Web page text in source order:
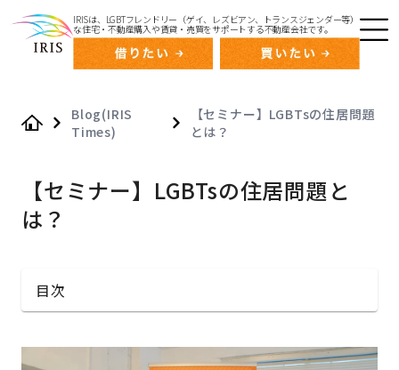
IRISは、LGBTフレンドリー（ゲイ、レズビアン、トランスジェンダー等）
な住宅・不動産購入や賃貸・売買をサポートする不動産会社です。
Blog(IRIS
Times)
【セミナー】LGBTsの住居問題
とは？
【セミナー】LGBTsの住居問題と
は？
目次